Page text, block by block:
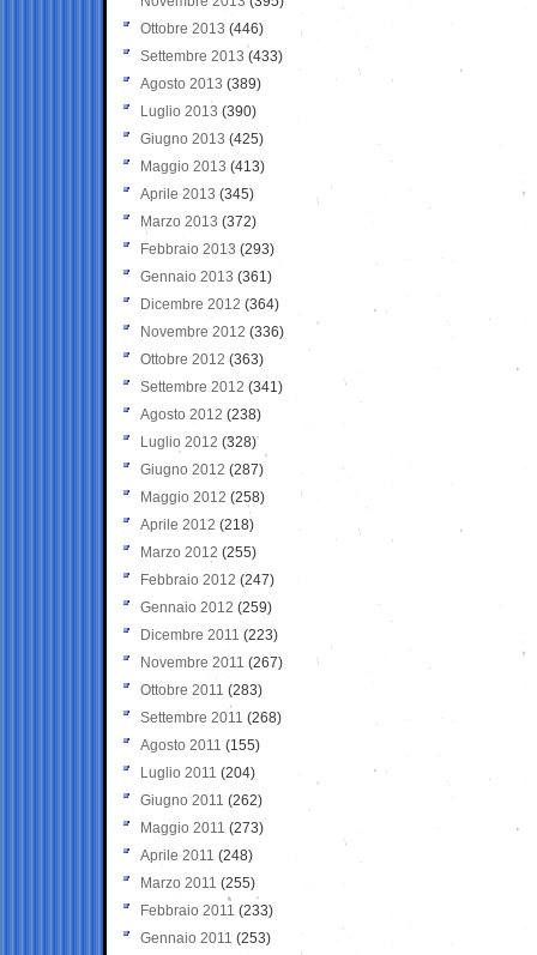
Ottobre 2013 (446)
Settembre 2013 (433)
Agosto 2013 (389)
Luglio 2013 (390)
Giugno 2013 (425)
Maggio 2013 (413)
Aprile 2013 (345)
Marzo 2013 (372)
Febbraio 2013 (293)
Gennaio 2013 (361)
Dicembre 2012 (364)
Novembre 2012 (336)
Ottobre 2012 (363)
Settembre 2012 (341)
Agosto 2012 (238)
Luglio 2012 (328)
Giugno 2012 (287)
Maggio 2012 (258)
Aprile 2012 (218)
Marzo 2012 (255)
Febbraio 2012 (247)
Gennaio 2012 (259)
Dicembre 2011 (223)
Novembre 2011 (267)
Ottobre 2011 (283)
Settembre 2011 (268)
Agosto 2011 (155)
Luglio 2011 (204)
Giugno 2011 (262)
Maggio 2011 (273)
Aprile 2011 (248)
Marzo 2011 (255)
Febbraio 2011 (233)
Gennaio 2011 (253)